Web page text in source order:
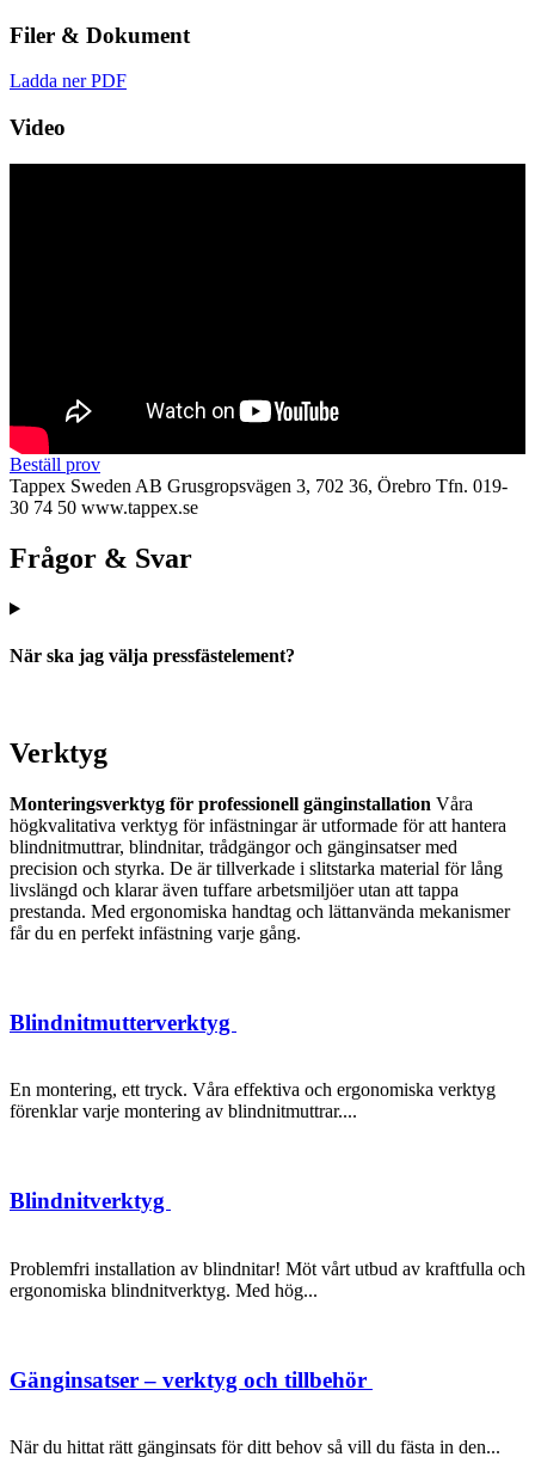
Filer & Dokument
Ladda ner PDF
Video
Beställ prov
Tappex Sweden AB Grusgropsvägen 3, 702 36, Örebro Tfn. 019-
30 74 50 www.tappex.se
Frågor & Svar
När ska jag välja pressfästelement?
Verktyg
Monteringsverktyg för professionell gänginstallation Våra
högkvalitativa verktyg för infästningar är utformade för att hantera
blindnitmuttrar, blindnitar, trådgängor och gänginsatser med
precision och styrka. De är tillverkade i slitstarka material för lång
livslängd och klarar även tuffare arbetsmiljöer utan att tappa
prestanda. Med ergonomiska handtag och lättanvända mekanismer
får du en perfekt infästning varje gång.
Blindnitmutterverktyg
En montering, ett tryck. Våra effektiva och ergonomiska verktyg
förenklar varje montering av blindnitmuttrar....
Blindnitverktyg
Problemfri installation av blindnitar! Möt vårt utbud av kraftfulla och
ergonomiska blindnitverktyg. Med hög...
Gänginsatser – verktyg och tillbehör
När du hittat rätt gänginsats för ditt behov så vill du fästa in den...